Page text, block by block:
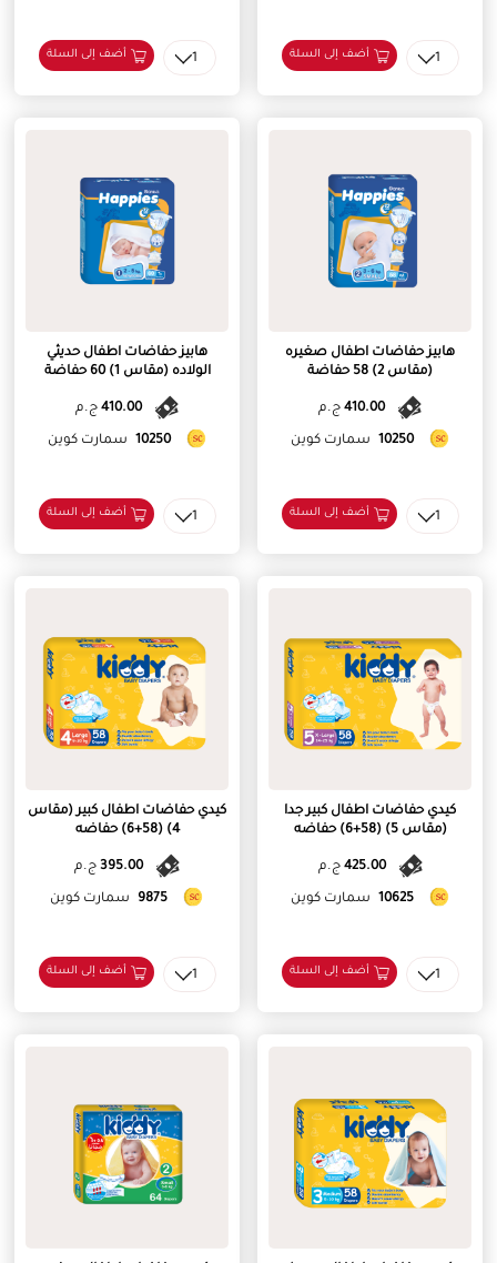
1 أضف إلى السلة 1 أضف إلى السلة
هابيز حفاضات اطفال صغيره
(مقاس 2) 58 حفاضة
410.00 ج.م
10250 سمارت كوين
1 أضف إلى السلة
هابيز حفاضات اطفال حديثي
الولاده (مقاس 1) 60 حفاضة
410.00 ج.م
10250 سمارت كوين
1 أضف إلى السلة
كيدي حفاضات اطفال كبير جدا
(مقاس 5) (58+6) حفاضه
425.00 ج.م
10625 سمارت كوين
1 أضف إلى السلة
كيدي حفاضات اطفال كبير (مقاس
4) (58+6) حفاضه
395.00 ج.م
9875 سمارت كوين
1 أضف إلى السلة